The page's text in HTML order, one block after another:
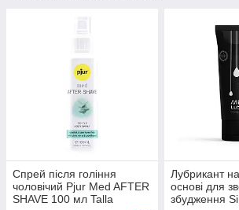
Спрей після гоління
чоловічий Pjur Med AFTER
SHAVE 100 мл Talla
Лубрикант
основі для
збудження